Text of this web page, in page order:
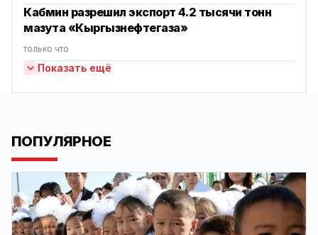
Кабмин разрешил экспорт 4.2 тысячи тонн
мазута «Кыргызнефтегаза»
только что
Показать ещё
ПОПУЛЯРНОЕ